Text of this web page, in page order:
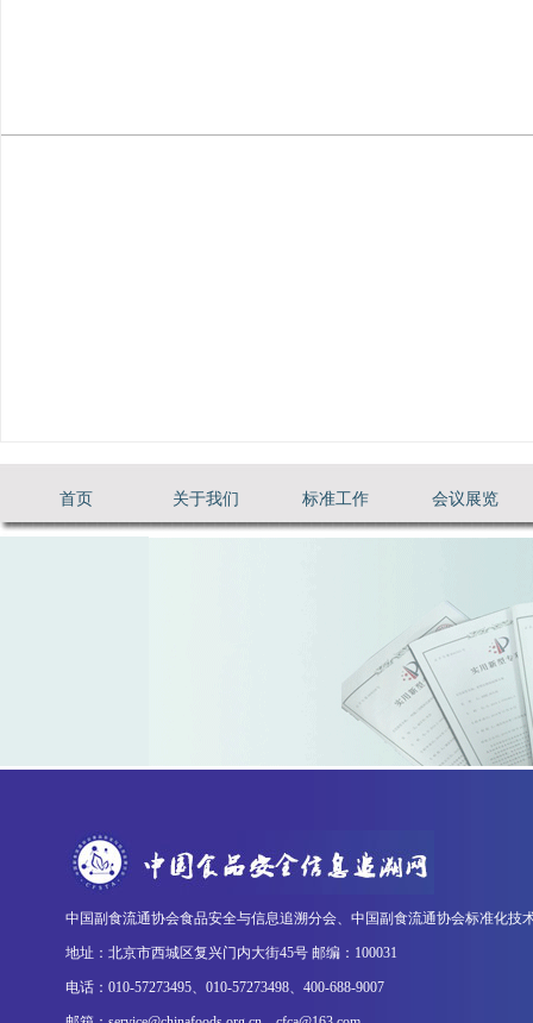
首页 关于我们 标准工作 会议展览
中国副食流通协会食品安全与信息追溯分会、中国副食流通协会标准化技
地址：北京市西城区复兴门内大街45号 邮编：100031
电话：010-57273495、010-57273498、400-688-9007